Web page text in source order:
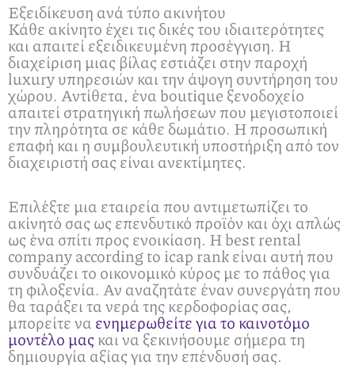
Εξειδίκευση ανά τύπο ακινήτου
Κάθε ακίνητο έχει τις δικές του ιδιαιτερότητες
και απαιτεί εξειδικευμένη προσέγγιση. Η
διαχείριση μιας βίλας εστιάζει στην παροχή
luxury υπηρεσιών και την άψογη συντήρηση του
χώρου. Αντίθετα, ένα boutique ξενοδοχείο
απαιτεί στρατηγική πωλήσεων που μεγιστοποιεί
την πληρότητα σε κάθε δωμάτιο. Η προσωπική
επαφή και η συμβουλευτική υποστήριξη από τον
διαχειριστή σας είναι ανεκτίμητες.
Επιλέξτε μια εταιρεία που αντιμετωπίζει το
ακίνητό σας ως επενδυτικό προϊόν και όχι απλώς
ως ένα σπίτι προς ενοικίαση. Η best rental
company according to icap rank είναι αυτή που
συνδυάζει το οικονομικό κύρος με το πάθος για
τη φιλοξενία. Αν αναζητάτε έναν συνεργάτη που
θα ταράξει τα νερά της κερδοφορίας σας,
μπορείτε να ενημερωθείτε για το καινοτόμο
μοντέλο μας και να ξεκινήσουμε σήμερα τη
δημιουργία αξίας για την επένδυσή σας.